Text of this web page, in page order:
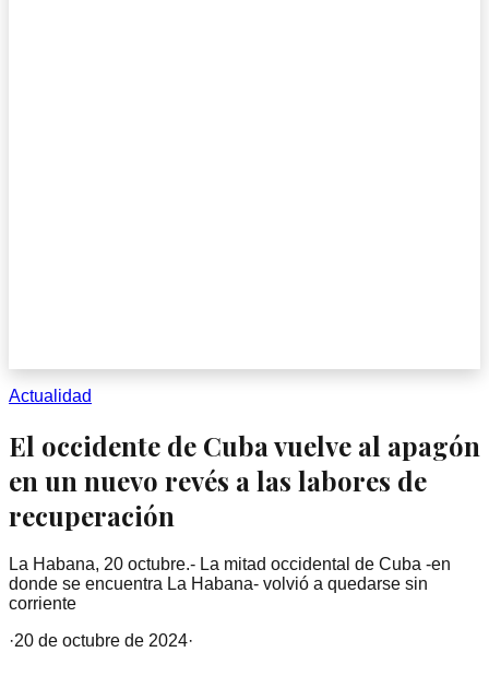
Actualidad
El occidente de Cuba vuelve al apagón
en un nuevo revés a las labores de
recuperación
La Habana, 20 octubre.- La mitad occidental de Cuba -en
donde se encuentra La Habana- volvió a quedarse sin
corriente
·20 de octubre de 2024·